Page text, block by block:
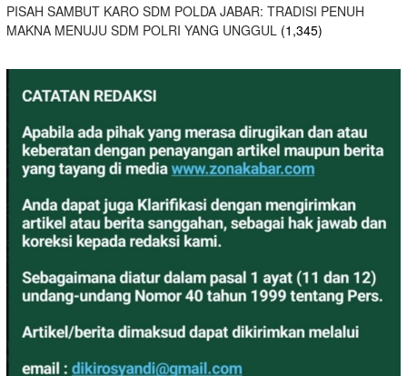
PISAH SAMBUT KARO SDM POLDA JABAR: TRADISI PENUH
MAKNA MENUJU SDM POLRI YANG UNGGUL (1,345)